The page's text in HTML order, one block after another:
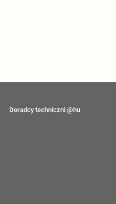
Doradcy techniczni @hu